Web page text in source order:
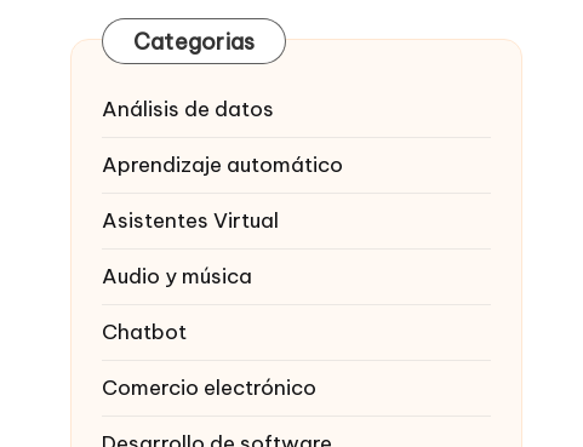
Categorias
Análisis de datos
Aprendizaje automático
Asistentes Virtual
Audio y música
Chatbot
Comercio electrónico